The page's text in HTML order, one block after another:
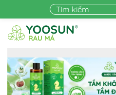
Skip to main content